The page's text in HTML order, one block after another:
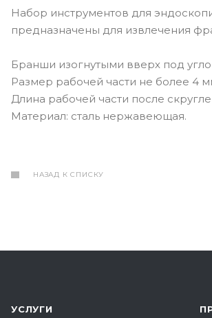
Набор инструментов для
предназначены для извлечения
Бранши изогнутыми вверх под
Размер рабочей части не более 4
Длина рабочей части после
Материал: сталь нержавеющая.
НАЗАД К СПИСКУ
УСЛУГИ